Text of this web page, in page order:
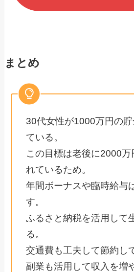
まとめ
30代女性が1000万円の
ている。
この目標は老後に2000万
れているため。
年間ボーナスや臨時給与
す。
ふるさと納税を活用して
る。
交通費も工夫して節約し
副業も活用して収入を増